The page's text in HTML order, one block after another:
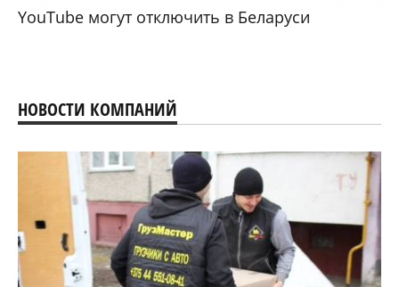
YouTube могут отключить в Беларуси
НОВОСТИ КОМПАНИЙ